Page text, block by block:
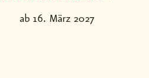
ab 16. März 2027